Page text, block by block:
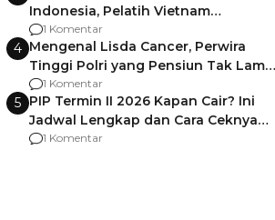
Indonesia, Pelatih Vietnam
Berencana Pakai Jimat di Pakansari
1 Komentar
4 Mengenal Lisda Cancer, Perwira
Tinggi Polri yang Pensiun Tak Lama
Usai Jadi Brigjen
1 Komentar
5 PIP Termin II 2026 Kapan Cair? Ini
Jadwal Lengkap dan Cara Ceknya
agar Dana Tidak Hangus!
1 Komentar